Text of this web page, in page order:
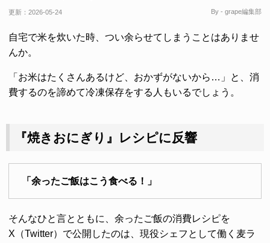
更新： 2026-05-24 By - grape編集部
自宅で米を炊いた時、つい余らせてしまうことはありませ
んか。
「お米はたくさんあるけど、おかずがないから…」と、消
費するのを諦めて冷凍保存をする人もいるでしょう。
『焼きおにぎり』レシピに反響
「余ったご飯はこう食べる！」
そんなひと言とともに、余ったご飯の消費レシピを
X（Twitter）で公開したのは、現役シェフとして働く麦ラ